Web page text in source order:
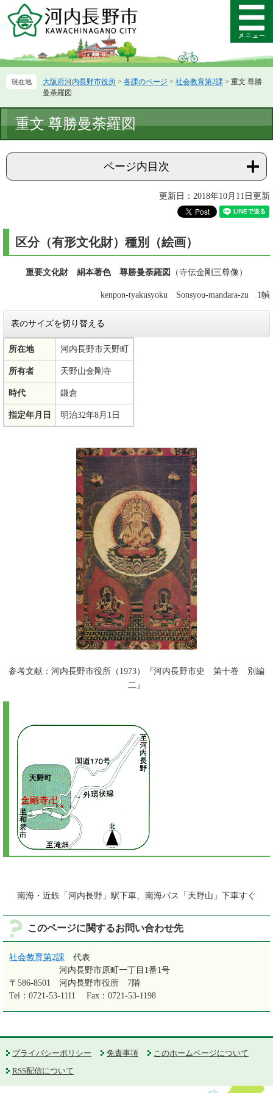
ー
先
ニ
を
て
メ
ニ
ー
大阪府河内長野市役所 > 各課のページ > 社会教育第2課 > 重文 尊勝
曼荼羅図
文
重文 尊勝曼荼羅図
ページ内目次
更新日：2018年10月11日更新
区分（有形文化財）種別（絵画）
重要文化財 絹本著色 尊勝曼荼羅図 （寺伝金剛三尊像）
kenpon-tyakusyoku Sonsyou-mandara-zu 1幀
表のサイズを切り替える
所在地 河内長野市天野町
所有者 天野山金剛寺
時代 鎌倉
指定年月日 明治32年8月1日
参考文献：河内長野市役所（1973）『河内長野市史 第十巻 別編
二』
南海・近鉄「河内長野」駅下車、南海バス「天野山」下車すぐ
このページに関するお問い合わせ先
社会教育第2課 代表
〒586-8501
河内長野市原町一丁目1番1号
河内長野市役所 7階
Tel：0721-53-1111
Fax：0721-53-1198
プライバシーポリシー 免責事項
このホームページについて
RSS配信について